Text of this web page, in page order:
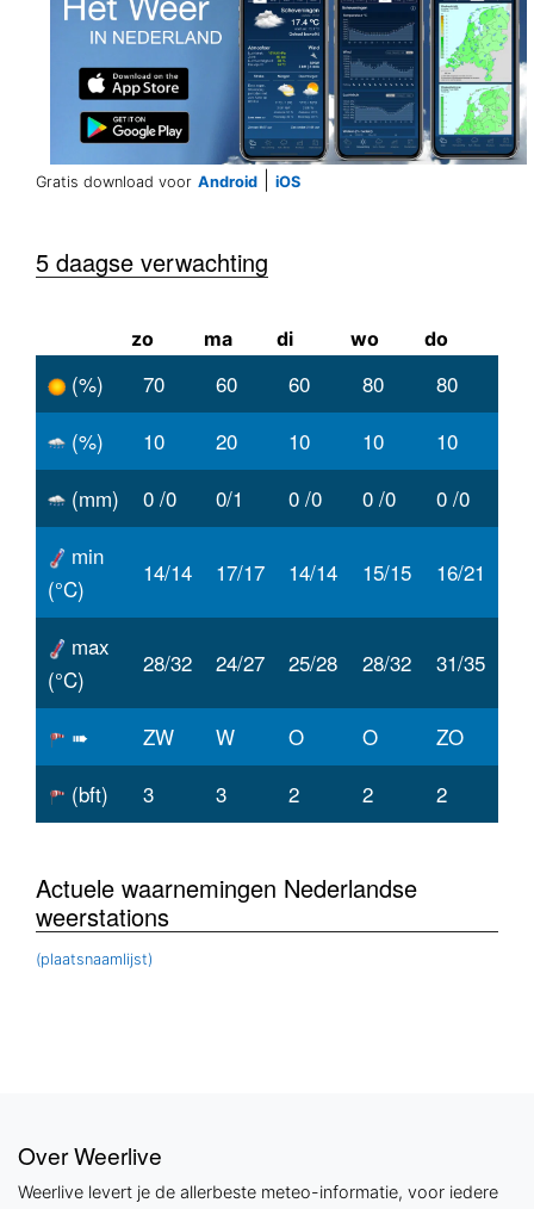
Gratis download voor Android iOS
5 daagse verwachting
zo ma di wo do
(%) 70 60 60 80
80
(%)
10 20 10 10
10
(mm)
0 /0 0/1 0 /0 0 /0
0 /0
min
(°C)
14/14 17/17 14/14 15/15 16/21
max
(°C)
28/32 24/27 25/28 28/32 31/35
➠ ZW W O O
ZO
(bft)
3 3 2 2 2
Actuele waarnemingen Nederlandse
weerstations
(plaatsnaamlijst)
Over Weerlive
Weerlive levert je de allerbeste meteo-informatie, voor iedere